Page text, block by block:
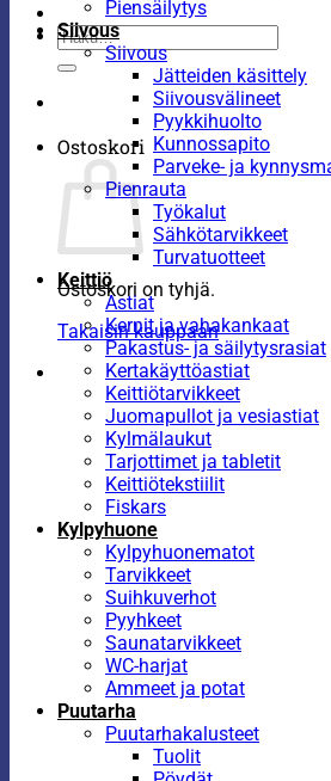
Etsi:
Ostoskori
Ostoskori on tyhjä.
Takaisin kauppaan
Piensäilytys
Siivous
Siivous
Jätteiden käsittely
Siivousvälineet
Pyykkihuolto
Kunnossapito
Parveke- ja
Pienrauta
Työkalut
Sähkötarvikkeet
Turvatuotteet
Keittiö
Astiat
Kernit ja vahakankaat
Pakastus- ja säilytysrasiat
Kertakäyttöastiat
Keittiötarvikkeet
Juomapullot ja vesiastiat
Kylmälaukut
Tarjottimet ja tabletit
Keittiötekstiilit
Fiskars
Kylpyhuone
Kylpyhuonematot
Tarvikkeet
Suihkuverhot
Pyyhkeet
Saunatarvikkeet
WC-harjat
Ammeet ja potat
Puutarha
Puutarhakalusteet
Tuolit